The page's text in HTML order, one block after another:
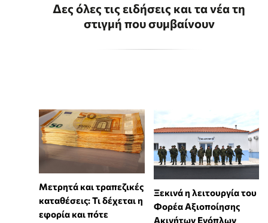
Δες όλες τις ειδήσεις και τα νέα τη
στιγμή που συμβαίνουν
Μετρητά και τραπεζικές
καταθέσεις: Τι δέχεται η
εφορία και πότε
Ξεκινά η λειτουργία του
Φορέα Αξιοποίησης
Ακινήτων Ενόπλων